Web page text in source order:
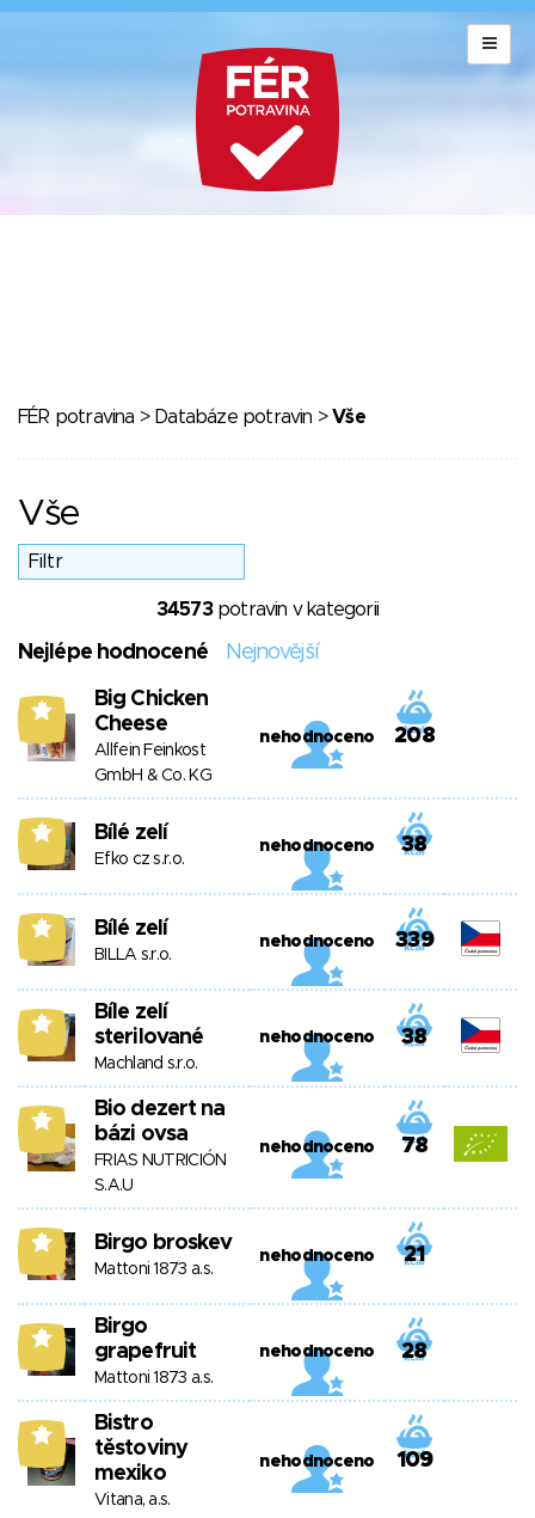
FÉR potravina > Databáze potravin >Vše
Vše
34573potravin v kategorii
Nejlépe hodnocené Nejnovější
7
Big Chicken
Cheese
Allfein Feinkost
GmbH & Co. KG
nehodnoceno 208
7 Bílé zelí
Efko cz s.r.o.
nehodnoceno 38
7 Bílé zelí
BILLA s.r.o.
nehodnoceno 339
7
Bíle zelí
sterilované
Machland s.r.o.
nehodnoceno 38
7
Bio dezert na
bázi ovsa
FRIAS NUTRICIÓN
S.A.U
nehodnoceno 78
7 Birgo broskev
Mattoni 1873 a.s.
nehodnoceno 21
7
Birgo
grapefruit
Mattoni 1873 a.s.
nehodnoceno 28
7
Bistro
těstoviny
mexiko
Vitana, a.s.
nehodnoceno 109